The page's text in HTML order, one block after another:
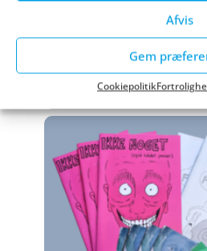
Afvis
Gem
Cookiepolitik